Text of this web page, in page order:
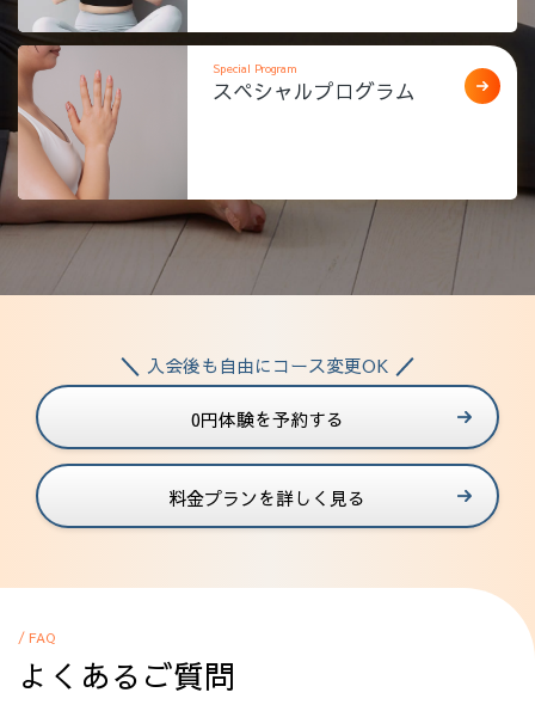
Special Program
スペシャルプログラム
入会後も自由にコース変更OK
0円体験を予約する
料金プランを詳しく見る
/ FAQ
よくあるご質問